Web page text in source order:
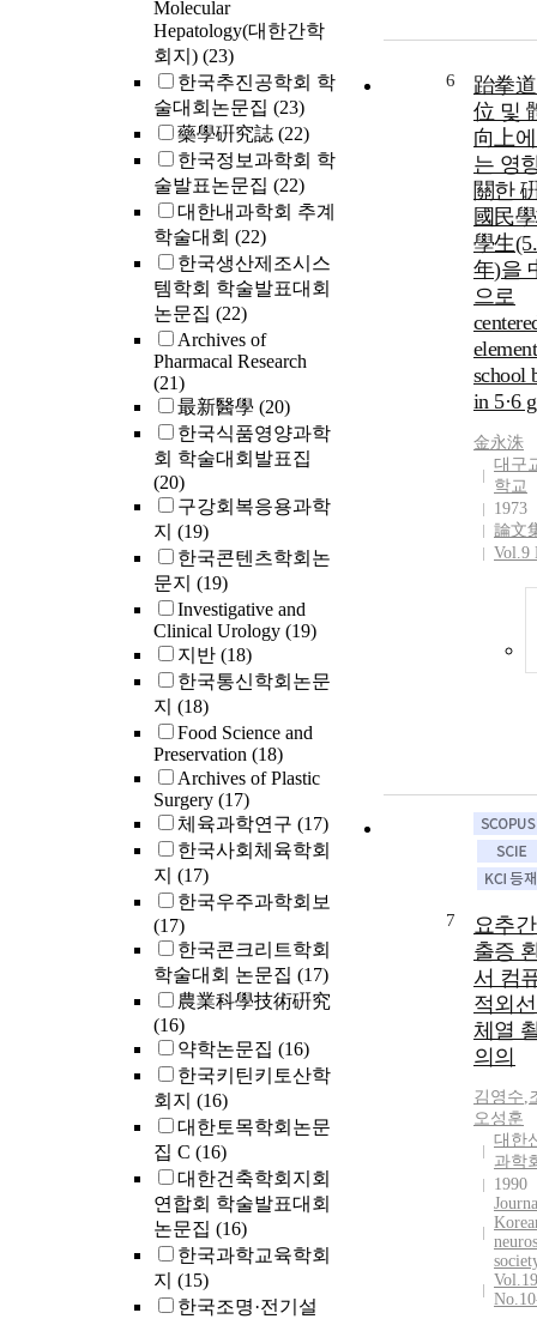
Molecular
Hepatology(대한간학
회지) (23)
한국추진공학회 학
술대회논문집 (23)
藥學硏究誌 (22)
한국정보과학회 학
술발표논문집 (22)
대한내과학회 추계
학술대회 (22)
한국생산제조시스
템학회 학술발표대회
논문집 (22)
Archives of
Pharmacal Research
(21)
最新醫學 (20)
한국식품영양과학
회 학술대회발표집
(20)
구강회복응용과학
지 (19)
한국콘텐츠학회논
문지 (19)
Investigative and
Clinical Urology (19)
지반 (18)
한국통신학회논문
지 (18)
Food Science and
Preservation (18)
Archives of Plastic
Surgery (17)
체육과학연구 (17)
한국사회체육학회
지 (17)
한국우주과학회보
(17)
한국콘크리트학회
학술대회 논문집 (17)
農業科學技術硏究
(16)
약학논문집 (16)
한국키틴키토산학
회지 (16)
대한토목학회논문
집 C (16)
대한건축학회지회
연합회 학술발표대회
논문집 (16)
한국과학교육학회
지 (15)
한국조명·전기설
6
跆拳
位 및
向上
는 영
關한
國民
學生
年)을
으로
school
in 5·6
金永洙
대구
학교
1973
論文
Vol.9
7
요추
출증
서 컴
적외
체열
의의
김영수,
오성훈
대한
과학
1990
Vol.19